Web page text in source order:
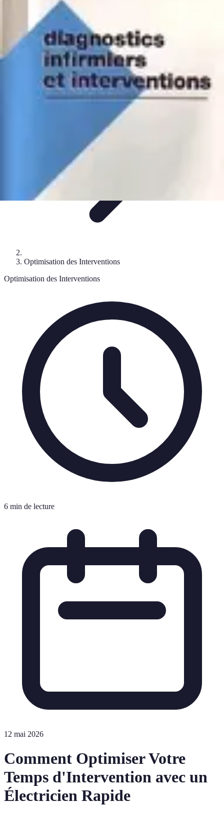
Électricien Rapide
Choisir un Électricien
Innovations
ÉlectriquesÉvaluation des Électriciens
Électricien Rapide
Optimisation des Interventions
Optimisation des Interventions
6 min de lecture
12 mai 2026
Comment Optimiser Votre
Temps d'Intervention avec un
Électricien Rapide